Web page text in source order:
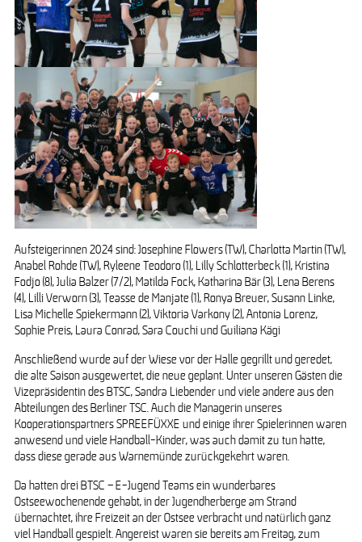
Aufsteigerinnen 2024 sind: Josephine Flowers (TW), Charlotta Martin (TW),
Anabel Rohde (TW), Ryleene Teodoro (1), Lilly Schlotterbeck (1), Kristina
Fodjo (8), Julia Balzer (7/2), Matilda Fock, Katharina Bär (3), Lena Berens
(4), Lilli Verworn (3), Teasse de Manjate (1), Ronya Breuer, Susann Linke,
Lisa Michelle Spiekermann (2), Viktoria Varkony (2), Antonia Lorenz,
Sophie Preis, Laura Conrad, Sara Couchi und Guiliana Kägi
Anschließend wurde auf der Wiese vor der Halle gegrillt und geredet,
die alte Saison ausgewertet, die neue geplant. Unter unseren Gästen die
Vizepräsidentin des BTSC, Sandra Liebender und viele andere aus den
Abteilungen des Berliner TSC. Auch die Managerin unseres
Kooperationspartners SPREEFÜXXE und einige ihrer Spielerinnen waren
anwesend und viele Handball-Kinder, was auch damit zu tun hatte,
dass diese gerade aus Warnemünde zurückgekehrt waren.
Da hatten drei BTSC – E-Jugend Teams ein wunderbares
Ostseewochenende gehabt, in der Jugendherberge am Strand
übernachtet, ihre Freizeit an der Ostsee verbracht und natürlich ganz
viel Handball gespielt. Angereist waren sie bereits am Freitag, zum